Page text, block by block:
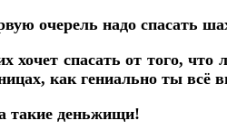
очерель надо спасать
хочет спасать от того,
как гениально ты всё
такие деньжищи!